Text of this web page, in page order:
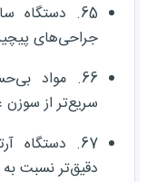
65.
جراحی‌های
66. مواد
سریع‌تر از
67. دستگاه
دقیق‌تر نسبت